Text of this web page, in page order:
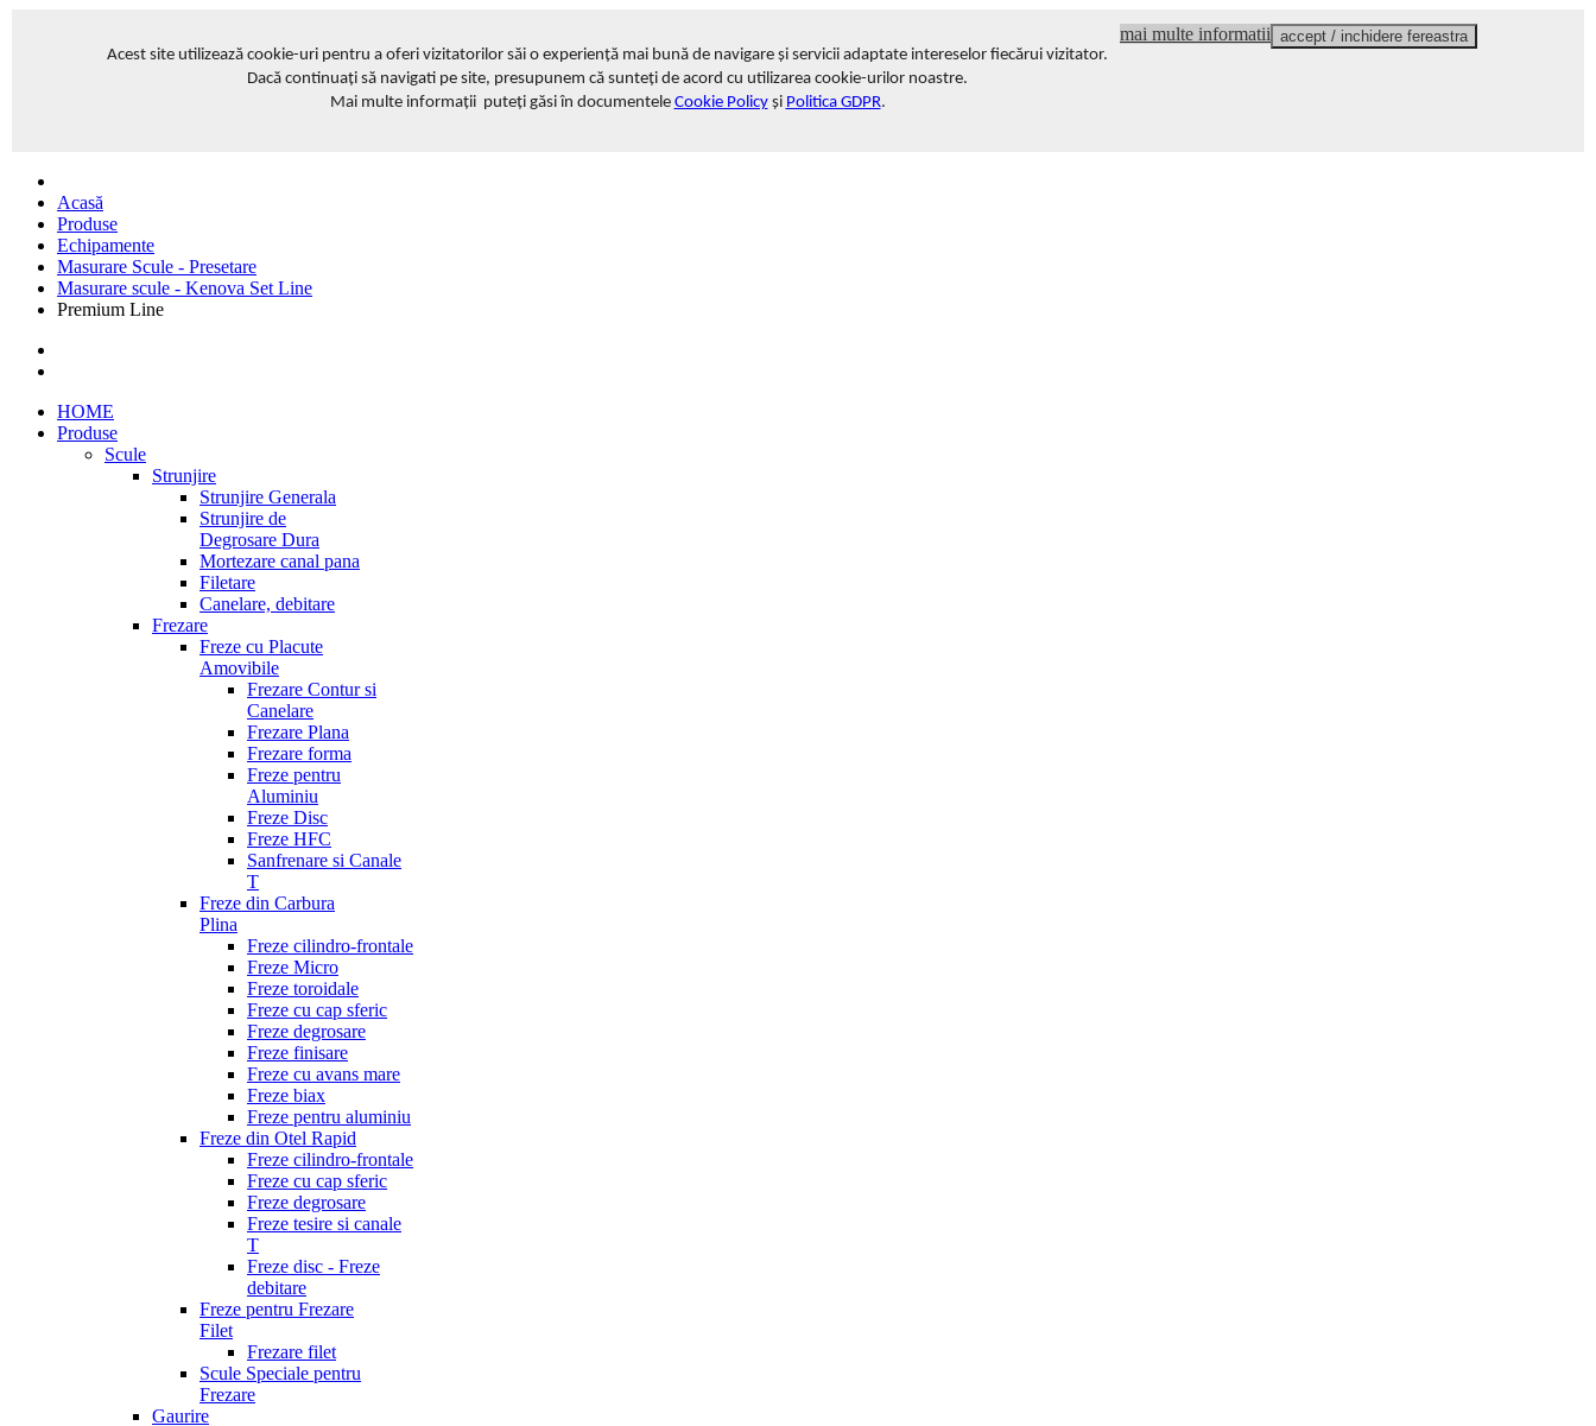
Acest site utilizează cookie-uri pentru a oferi vizitatorilor săi o experiență mai bună de navigare și servicii adaptate intereselor fiecărui vizitator.
Dacă continuați să navigati pe site, presupunem că sunteți de acord cu utilizarea cookie-urilor noastre.
Mai multe informații puteți găsi în documentele Cookie Policyși Politica GDPR.
mai multe informatii accept / inchidere fereastra
Acasă
Produse
Echipamente
Masurare Scule - Presetare
Masurare scule - Kenova Set Line
Premium Line
HOME
Produse
Scule
Strunjire
Strunjire Generala
Strunjire de
Degrosare Dura
Mortezare canal pana
Filetare
Canelare, debitare
Frezare
Freze cu Placute
Amovibile
Frezare Contur si
Canelare
Frezare Plana
Frezare forma
Freze pentru
Aluminiu
Freze Disc
Freze HFC
Sanfrenare si Canale
T
Freze din Carbura
Plina
Freze cilindro-frontale
Freze Micro
Freze toroidale
Freze cu cap sferic
Freze degrosare
Freze finisare
Freze cu avans mare
Freze biax
Freze pentru aluminiu
Freze din Otel Rapid
Freze cilindro-frontale
Freze cu cap sferic
Freze degrosare
Freze tesire si canale
T
Freze disc - Freze
debitare
Freze pentru Frezare
Filet
Frezare filet
Scule Speciale pentru
Frezare
Gaurire